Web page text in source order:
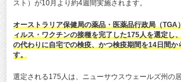
スト）が10月より約4週間実施されます。
オーストラリア保健局の薬品・医薬品行政局（TGA
ィルス・ワクチンの接種を完了した175人を選定し
の代わりに自宅での検疫、かつ検疫期間を14日間か
す。
選定される175人は、ニューサウスウェールズ州の